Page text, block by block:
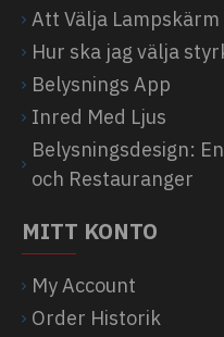
Att Välja Lampskärm
Hur ska jag välja
Belysnings App
Inred Med Ljus
Belysningsdesign:
och Restauranger
MITT KONTO
My Account
Order Historik